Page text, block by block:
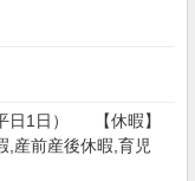
日1日） 【休暇】
,産前産後休暇,育児